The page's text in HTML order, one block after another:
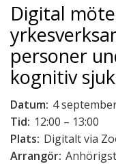
Digital
personer
kognitiv
Datum: 4
Tid: 12:00 – 13:00
Plats: Digitalt via
Arrangör: